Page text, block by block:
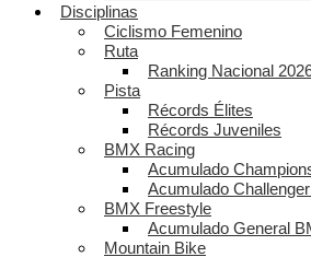
Disciplinas
Ciclismo Femenino
Ruta
Ranking Nacional
Pista
Récords Élites
Récords Juveniles
BMX Racing
Acumulado
Acumulado
BMX Freestyle
Acumulado General
Mountain Bike